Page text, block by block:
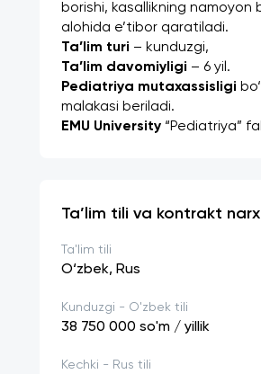
borishi, kasallikning
alohida e’tibor qaratiladi.
Ta’lim turi – kunduzgi,
Ta’lim davomiyligi – 6 yil.
Pediatriya mutaxassisligi
malakasi beriladi.
EMU University “Pediatriya”
Ta’lim tili va kontrakt
Ta'lim tili
O‘zbek, Rus
Kunduzgi - O'zbek tili
38 750 000 so'm / yillik
Kechki - Rus tili